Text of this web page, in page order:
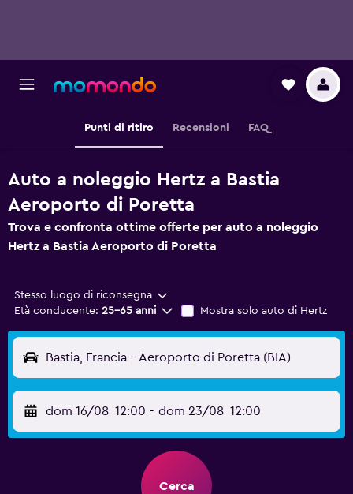
Punti di ritiro Recensioni FAQ
Auto a noleggio Hertz a Bastia
Aeroporto di Poretta
Trova e confronta ottime offerte per auto a noleggio
Hertz a Bastia Aeroporto di Poretta
Stesso luogo di riconsegna
Età conducente: 25-65 anni Mostra solo auto di Hertz
Bastia, Francia - Aeroporto di Poretta (BIA)
dom 16/08 12:00 - dom 23/08 12:00
Cerca